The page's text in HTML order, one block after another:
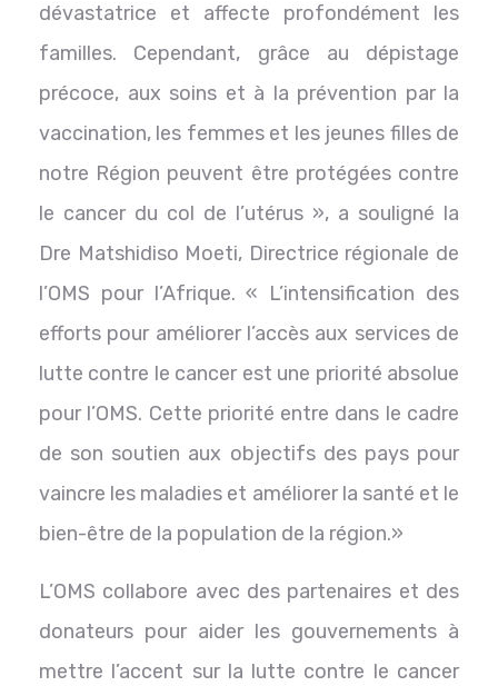
dévastatrice et affecte profondément les
familles. Cependant, grâce au dépistage
précoce, aux soins et à la prévention par la
vaccination, les femmes et les jeunes filles de
notre Région peuvent être protégées contre
le cancer du col de l’utérus », a souligné la
Dre Matshidiso Moeti, Directrice régionale de
l’OMS pour l’Afrique. « L’intensification des
efforts pour améliorer l’accès aux services de
lutte contre le cancer est une priorité absolue
pour l’OMS. Cette priorité entre dans le cadre
de son soutien aux objectifs des pays pour
vaincre les maladies et améliorer la santé et le
bien-être de la population de la région.»
L’OMS collabore avec des partenaires et des
donateurs pour aider les gouvernements à
mettre l’accent sur la lutte contre le cancer